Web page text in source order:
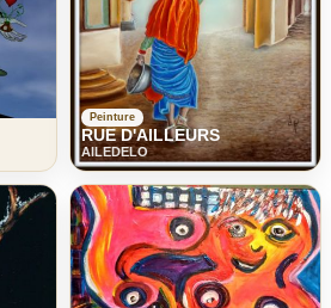
Peinture
RUE D'AILLEURS
AILEDELO